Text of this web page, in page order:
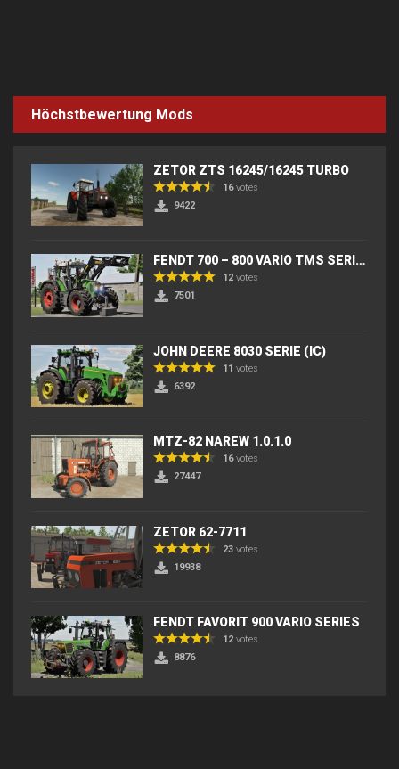
Höchstbewertung Mods
ZETOR ZTS 16245/16245 TURBO
16votes
9422
FENDT 700 – 800 VARIO TMS SERIES (IC) V2
12 votes
7501
JOHN DEERE 8030 SERIE (IC)
11 votes
6392
MTZ-82 NAREW 1.0.1.0
16votes
27447
ZETOR 62-7711
23 votes
19938
FENDT FAVORIT 900 VARIO SERIES
12 votes
8876